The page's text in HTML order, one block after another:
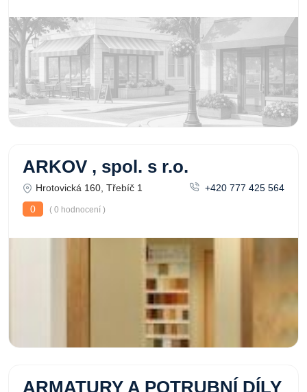
ARKOV , spol. s r.o.
Hrotovická 160, Třebíč 1
+420 777 425 564
0
( 0 hodnocení )
ARMATURY A POTRUBNÍ DÍLY